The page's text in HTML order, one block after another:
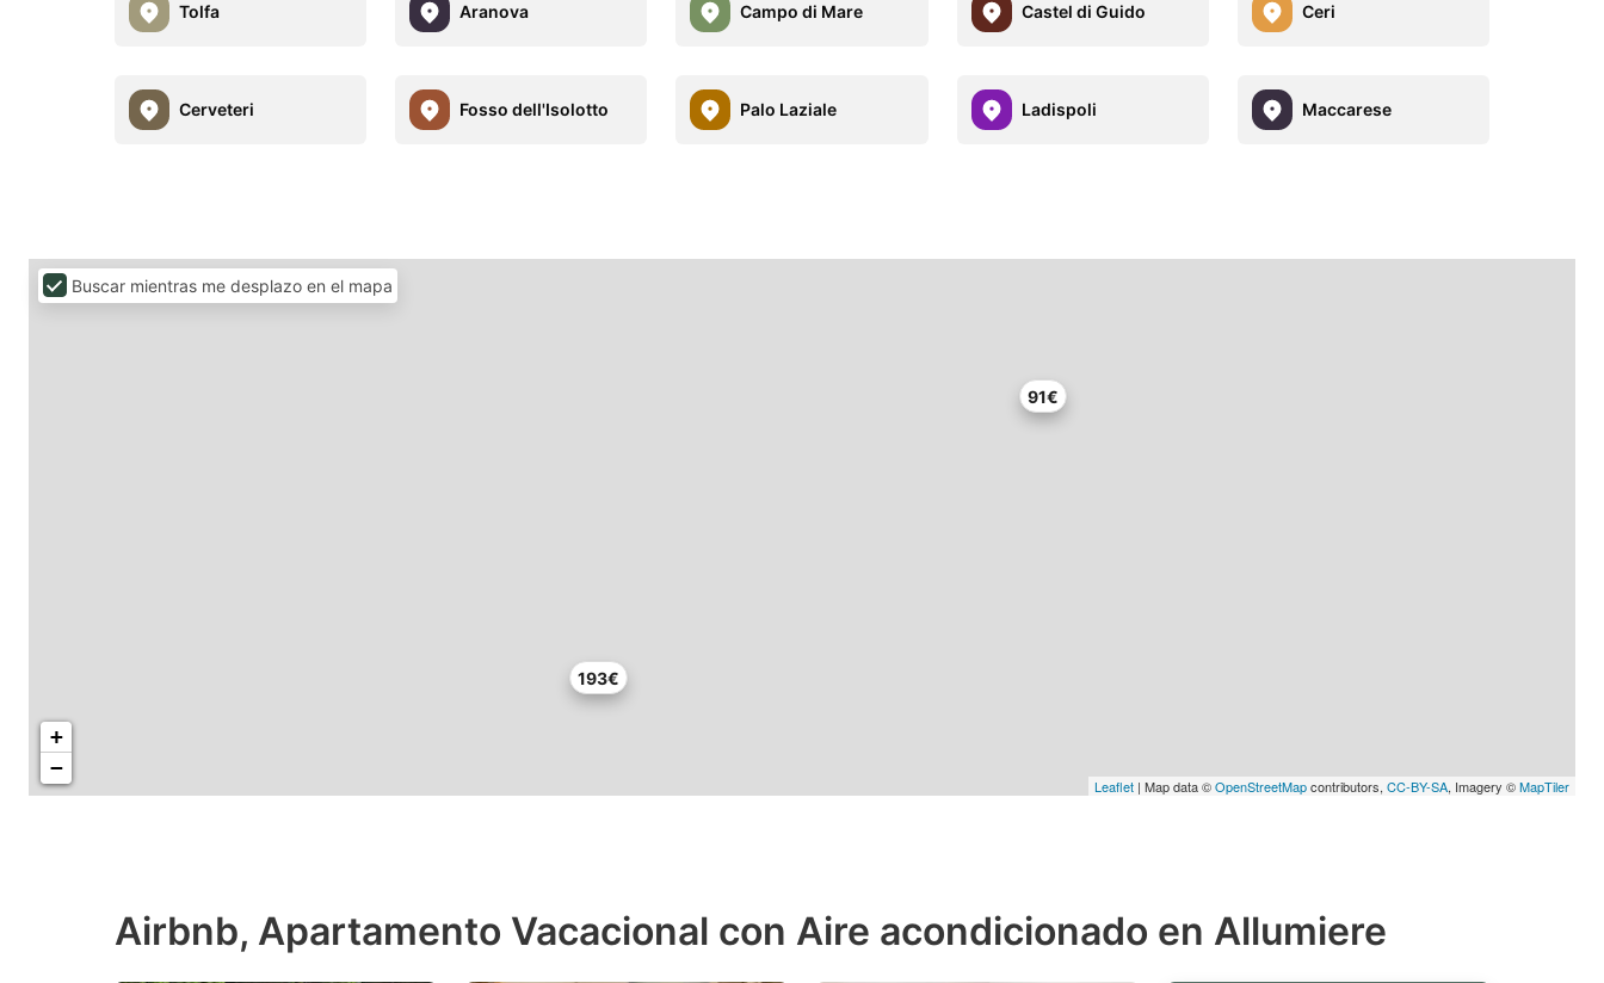
Tolfa Aranova Campo di Mare Castel di Guido Ceri
Cerveteri Fosso dell'Isolotto Palo Laziale Ladispoli Maccarese
91€
193€
+
−
Leaflet | Map data ©OpenStreetMapcontributors, CC-BY-SA, Imagery ©MapTiler
Buscar mientras me desplazo en el mapa
Airbnb, Apartamento Vacacional con Aire acondicionado en Allumiere